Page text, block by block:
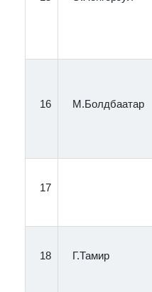
16 М.Болдбаатар
17
18 Г.Тамир